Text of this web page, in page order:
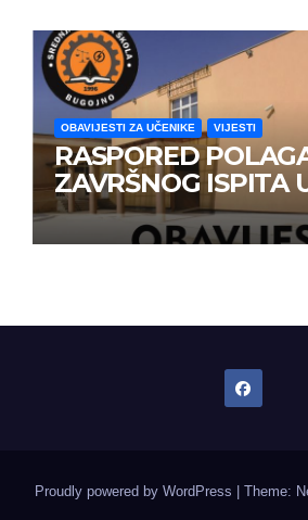
OBAVIJESTI ZA UČENIKE VIJESTI
RASPORED
ZAVRŠNOG ISPITA
JUNSKOM
Proudly powered by WordPress Theme: